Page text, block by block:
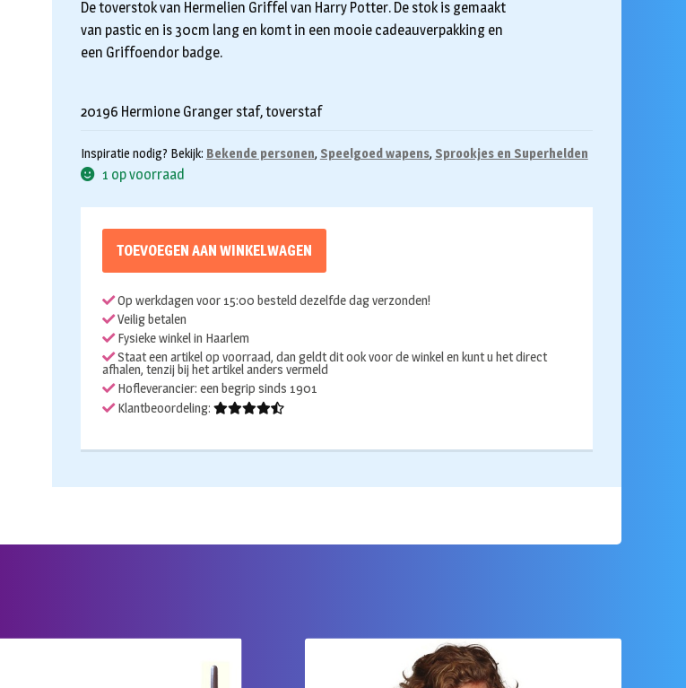
De toverstok van Hermelien Griffel van Harry Potter. De stok is gemaakt
van pastic en is 30cm lang en komt in een mooie cadeauverpakking en
een Griffoendor badge.
20196 Hermione Granger staf, toverstaf
Inspiratie nodig? Bekijk: Bekende personen, Speelgoed wapens, Sprookjes en Superhelden
1 op voorraad
TOEVOEGEN AAN WINKELWAGEN
Op werkdagen voor 15:00 besteld dezelfde dag verzonden!
Veilig betalen
Fysieke winkel in Haarlem
Staat een artikel op voorraad, dan geldt dit ook voor de winkel en kunt u het direct
afhalen, tenzij bij het artikel anders vermeld
Hofleverancier: een begrip sinds 1901
Klantbeoordeling: